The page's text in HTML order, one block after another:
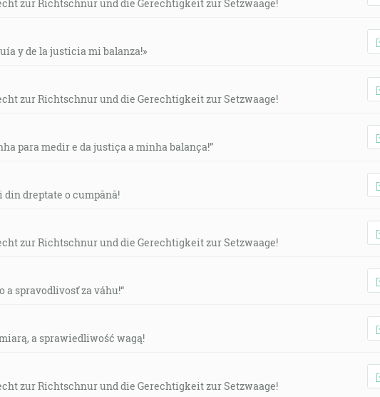
zur Richtschnur und die Gerechtigkeit zur Setzwaage!
y de la justicia mi balanza!»
zur Richtschnur und die Gerechtigkeit zur Setzwaage!
para medir e da justiça a minha balança!”
din dreptate o cumpănă!
zur Richtschnur und die Gerechtigkeit zur Setzwaage!
a spravodlivosť za váhu!“
a sprawiedliwość wagą!
zur Richtschnur und die Gerechtigkeit zur Setzwaage!